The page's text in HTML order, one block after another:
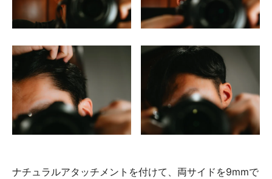
ナチュラルアタッチメントを付けて、両サイドを9mmで